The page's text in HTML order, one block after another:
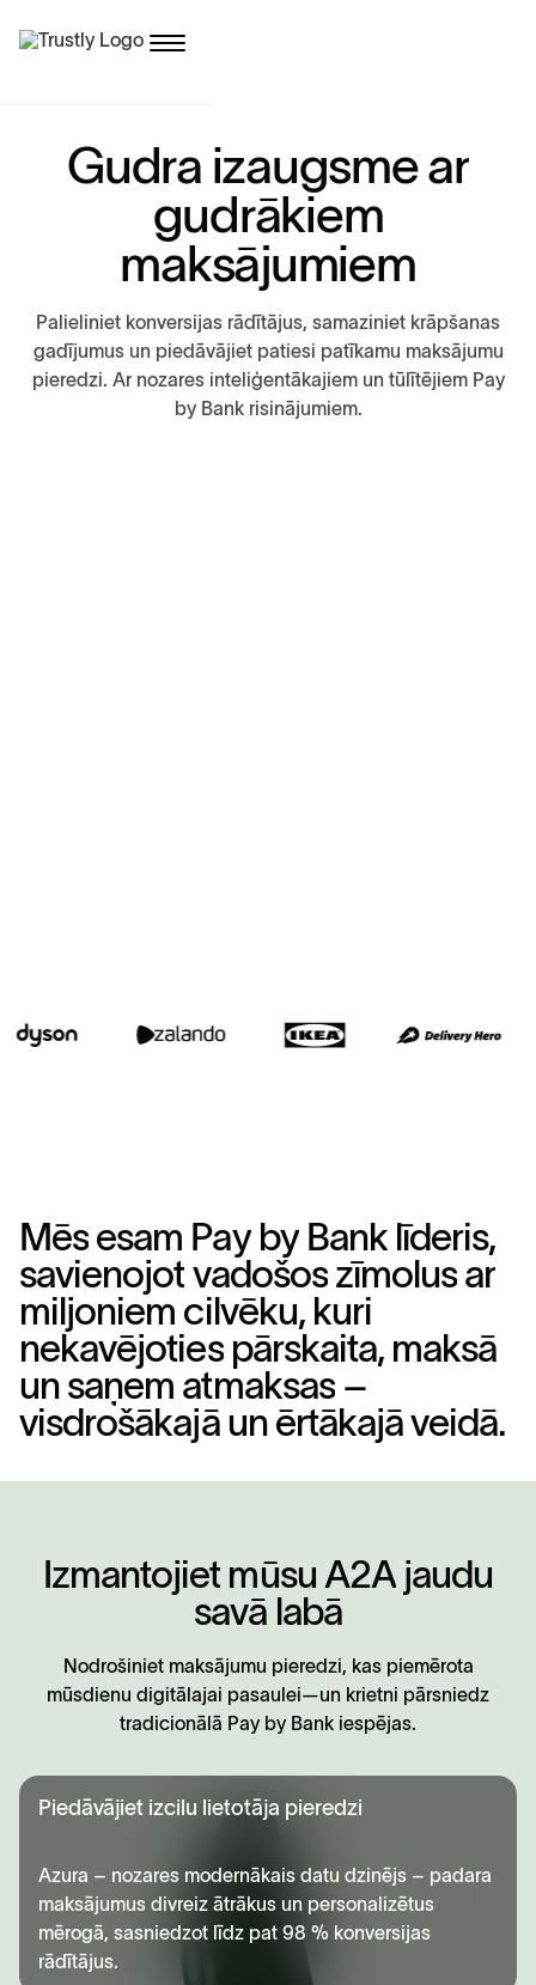
Gudra izaugsmear
gudrākiem
maksājumiem
Palieliniet konversijas rādītājus, samaziniet krāpšanas
gadījumus un piedāvājiet patiesi patīkamu maksājumu
pieredzi. Ar nozares inteliģentākajiem un tūlītējiem Pay
by Bank risinājumiem.
Mēs esam Pay by Bank līderis,
savienojot vadošos zīmolus ar
miljoniem cilvēku, kuri
nekavējoties pārskaita, maksā
un saņem atmaksas –
visdrošākajā un ērtākajāveidā.
Izmantojiet mūsu A2A jaudu
savā labā
Nodrošiniet maksājumu pieredzi, kas piemērota
mūsdienu digitālajai pasaulei—un krietni pārsniedz
tradicionālā Pay by Bank iespējas.
Piedāvājiet izcilu lietotāja pieredzi
Azura – nozares modernākais datu dzinējs – padara
maksājumus divreiz ātrākus un personalizētus
mērogā, sasniedzot līdz pat 98 % konversijas
rādītājus.